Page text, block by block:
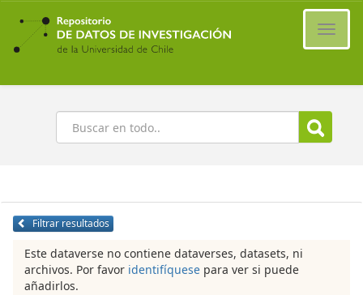
Ir
contenido
principal
Buscar
Filtrar resultados
Este dataverse no contiene dataverses, datasets, ni
archivos. Por favor identifíquese para ver si puede
añadirlos.